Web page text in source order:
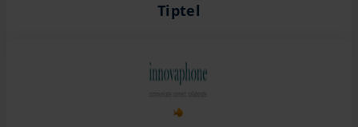
Tiptel